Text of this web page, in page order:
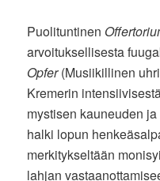
Puolituntinen
arvoituksellisesta
Opfer(Musiikillinen
Kremerin
mystisen kauneuden
halki lopun
merkitykseltään
lahjan